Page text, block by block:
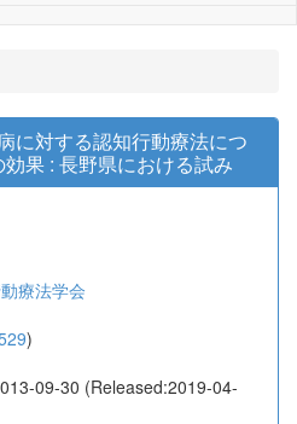
に対する認知行動療法につ
果 : 長野県における試み
療法学会
)
09-30 (Released:2019-04-